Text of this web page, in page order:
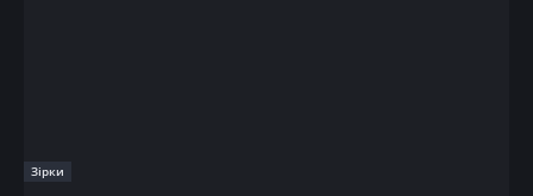
Зірки